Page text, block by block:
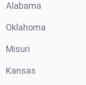
Alabama
Oklahoma
Misuri
Kansas